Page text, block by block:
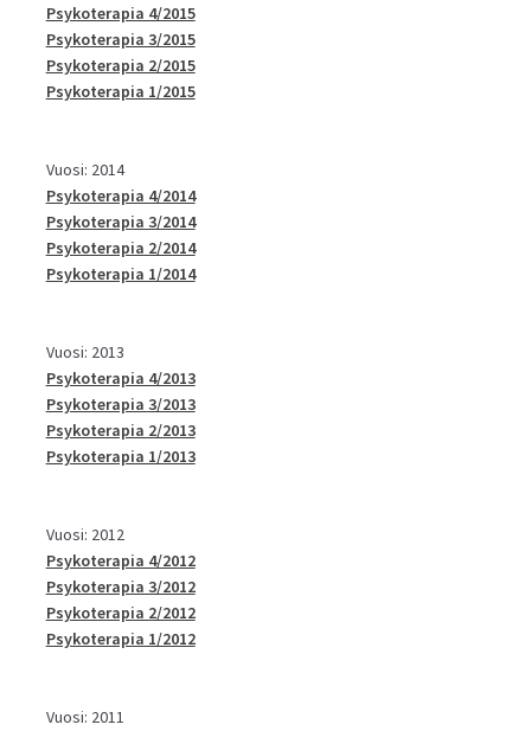
Psykoterapia 4/2015
Psykoterapia 3/2015
Psykoterapia 2/2015
Psykoterapia 1/2015
Vuosi: 2014
Psykoterapia 4/2014
Psykoterapia 3/2014
Psykoterapia 2/2014
Psykoterapia 1/2014
Vuosi: 2013
Psykoterapia 4/2013
Psykoterapia 3/2013
Psykoterapia 2/2013
Psykoterapia 1/2013
Vuosi: 2012
Psykoterapia 4/2012
Psykoterapia 3/2012
Psykoterapia 2/2012
Psykoterapia 1/2012
Vuosi: 2011